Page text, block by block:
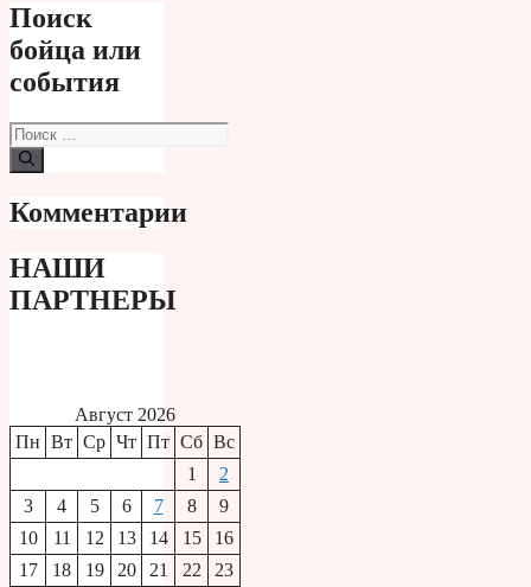
Поиск
бойца или
события
Поиск:
Комментарии
НАШИ
ПАРТНЕРЫ
Август 2026
Пн Вт Ср Чт Пт Сб Вс
1
2
3
4 5 6 7 8
9
10
11 12 13 14 15
16
17
18 19 20 21 22 23